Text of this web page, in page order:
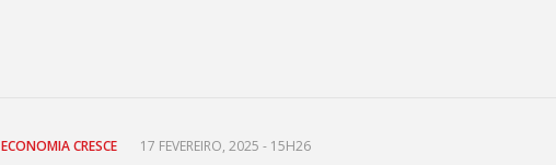
ECONOMIA CRESCE 17 FEVEREIRO, 2025 - 15H26